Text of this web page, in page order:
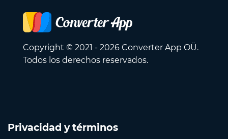
Copyright © 2021 - 2026 Converter App OÜ.
Todos los derechos reservados.
Privacidad y términos